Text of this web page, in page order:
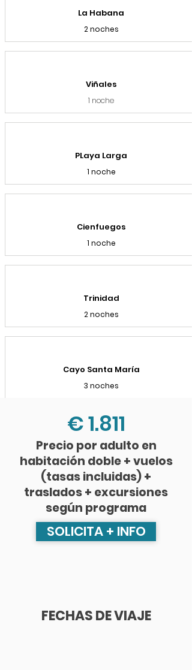
La Habana
2 noches
Viñales
1 noche
PLaya Larga
1 noche
Cienfuegos
1 noche
Trinidad
2 noches
Cayo Santa María
3 noches
€ 1.811
Precio por adulto en
habitación doble + vuelos
(tasas incluidas) +
traslados + excursiones
según programa
SOLICITA + INFO
FECHAS DE VIAJE